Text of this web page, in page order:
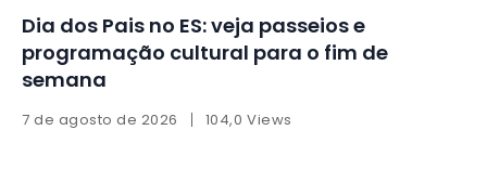
Dia dos Pais no ES: veja passeios e
programação cultural para o fim de
semana
7 de agosto de 2026 104,0 Views